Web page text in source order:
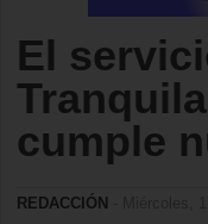
El
cumple
REDACCIÓN